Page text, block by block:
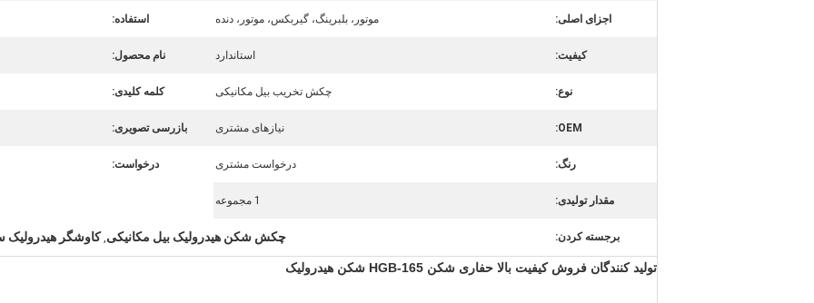
اجزای اصلی: موتور، بلبرینگ، گیربکس، موتور، دنده استفاده:
کیفیت: استاندارد نام محصول:
نوع: چکش تخریب بیل مکانیکی کلمه کلیدی:
OEM: نیازهای مشتری بازرسی تصویری:
رنگ: درخواست مشتری درخواست:
مقدار تولیدی: 1 مجموعه
برجسته کردن: چکش شکن هیدرولیک بیل مکانیکی, کاوشگر
تولید کنندگان فروش کیفیت بالا حفاری شکن HGB-165 شکن هیدرولیک